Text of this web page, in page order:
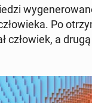
Po
czło­wiek, a